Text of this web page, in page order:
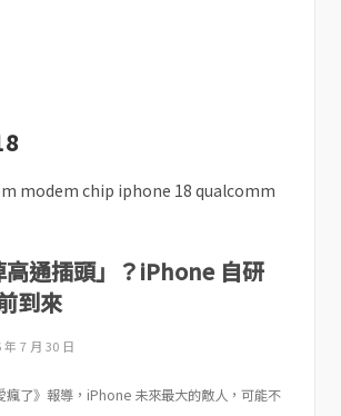
通插頭」？iPhone 自研
到來
年 7 月 30 日
瘋了》報導，iPhone 未來最大的敵人，可能不